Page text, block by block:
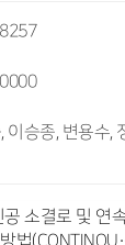
이승종, 변용수,